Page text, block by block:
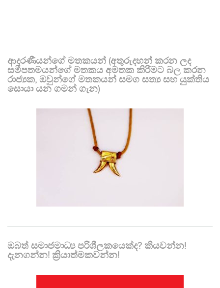
ආදරණීයන්ගේ මතකයන් (අතුරුදහන් කරන ලද
සමීපතමයන්ගේ මතකය අමතක කිරීමට බල කරන
රාජ්‍යක, ඔවුන්ගේ මතකයන් සමග සත්‍ය සහ යුක්තිය
සොයා යන ගමන් ගැන)
ඔබත් සමාජමාධ්‍ය පරිශීලකයෙක්ද? කියවන්න!
දැනගන්න! ක්‍රියාත්මකවන්න!